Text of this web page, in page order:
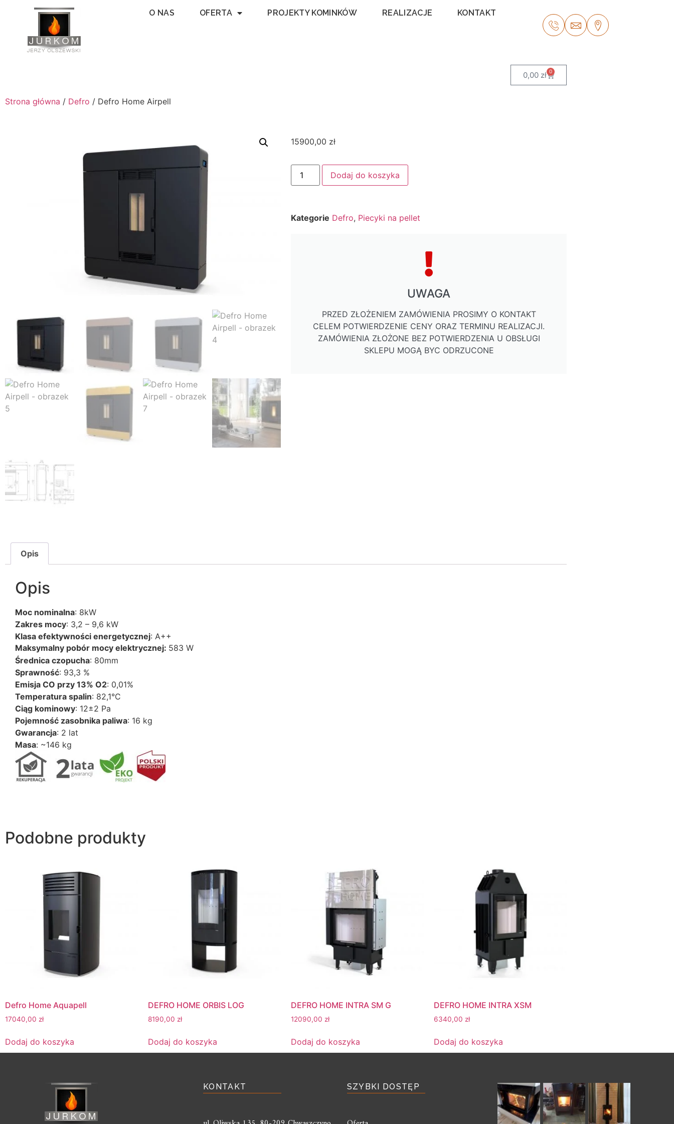
O NAS OFERTA PROJEKTY KOMINKÓW REALIZACJE KONTAKT
0,00 zł 0
Strona główna / Defro / Defro Home Airpell
15900,00 zł
Dodaj do koszyka
Kategorie Defro, Piecyki na pellet
UWAGA
PRZED ZŁOŻENIEM ZAMÓWIENIA PROSIMY O KONTAKT
CELEM POTWIERDZENIE CENY ORAZ TERMINU REALIZACJI.
ZAMÓWIENIA ZŁOŻONE BEZ POTWIERDZENIA U OBSŁUGI
SKLEPU MOGĄ BYC ODRZUCONE
Opis
Opis
Moc nominalna: 8kW
Zakres mocy: 3,2 – 9,6 kW
Klasa efektywności energetycznej: A++
Maksymalny pobór mocy elektrycznej: 583 W
Średnica czopucha: 80mm
Sprawność: 93,3 %
Emisja CO przy 13% O2: 0,01%
Temperatura spalin: 82,1°C
Ciąg kominowy: 12±2 Pa
Pojemność zasobnika paliwa: 16 kg
Gwarancja: 2 lat
Masa: ~146 kg
Podobne produkty
Defro Home Aquapell
17040,00 zł
Dodaj do koszyka
DEFRO HOME ORBIS LOG
8190,00 zł
Dodaj do koszyka
DEFRO HOME INTRA SM G
12090,00 zł
Dodaj do koszyka
DEFRO HOME INTRA XSM
6340,00 zł
Dodaj do koszyka
KONTAKT SZYBKI DOSTĘP